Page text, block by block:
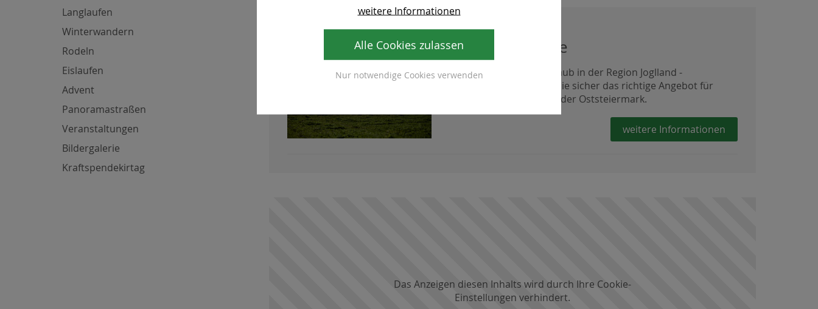
Langlaufen
Winterwandern
Rodeln
Eislaufen
Advent
Panoramastraßen
Veranstaltungen
Bildergalerie
Kraftspendekirtag
Wanderangebote
Lust auf einen Wanderurlaub in der Region Joglland -
Waldheimat? Hier finden Sie sicher das richtige Angebot für
Ihren aktiven Aufenhalt in der Oststeiermark.
weitere Informationen
Das Anzeigen diesen Inhalts wird durch Ihre Cookie-
Einstellungen verhindert.
weitere Informationen
Alle Cookies zulassen
Nur notwendige Cookies verwenden